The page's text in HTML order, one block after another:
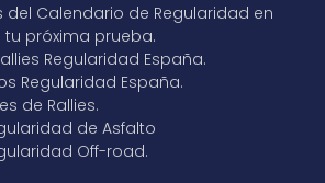
del Calendario de Regularidad en
tu próxima prueba.
Regularidad España.
Regularidad España.
de Rallies.
de Asfalto
Off-road.